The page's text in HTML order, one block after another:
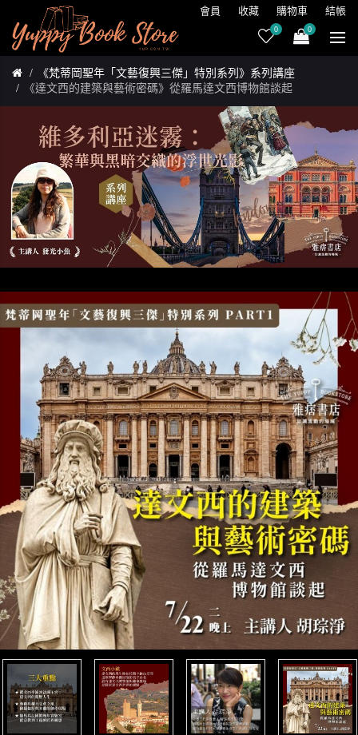
會員 收藏 購物車 結帳
0 0
《梵蒂岡聖年「文藝復興三傑」特別系列》系列講座
《達文西的建築與藝術密碼》從羅馬達文西博物館談起